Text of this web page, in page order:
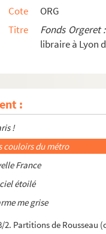
Cote
ORG
Titre
Fonds Orgeret
libraire à Lyon
:
2. Partitions de Rolland,
2. Partitions de Rome,
2. Partitions de Romeo,
2. Partitions de Rosas,
Partitions de Rosi,
!
couloirs du métro
France
étoilé
me grise
2. Partitions de Rousseau